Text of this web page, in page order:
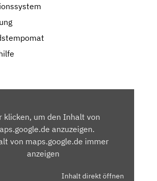
klicken, um den Inhalt von
anzuzeigen.
von maps.google.de immer
anzeigen
Inhalt direkt öffnen